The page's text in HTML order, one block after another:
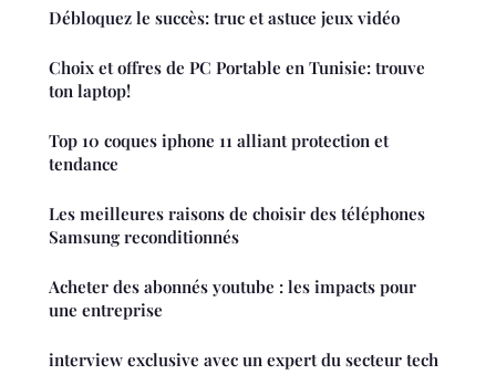
Débloquez le succès: truc et astuce jeux vidéo
Choix et offres de PC Portable en Tunisie: trouve
ton laptop!
Top 10 coques iphone 11 alliant protection et
tendance
Les meilleures raisons de choisir des téléphones
Samsung reconditionnés
Acheter des abonnés youtube : les impacts pour
une entreprise
interview exclusive avec un expert du secteur tech